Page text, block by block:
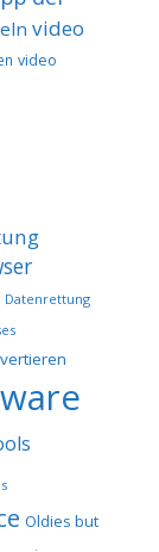
video
video
Datenrettung
Oldies but